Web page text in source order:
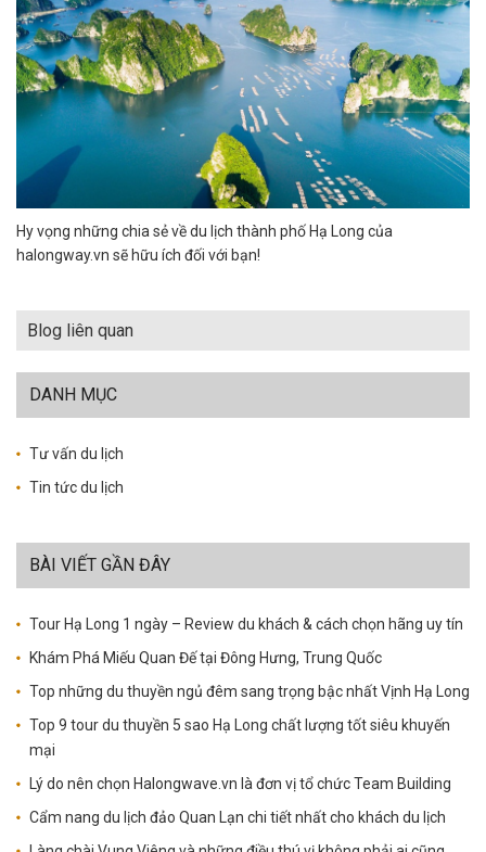
Hy vọng những chia sẻ về du lịch thành phố Hạ Long của
halongway.vn sẽ hữu ích đối với bạn!
Blog liên quan
DANH MỤC
Tư vấn du lịch
Tin tức du lịch
BÀI VIẾT GẦN ĐÂY
Tour Hạ Long 1 ngày – Review du khách & cách chọn hãng uy tín
Khám Phá Miếu Quan Đế tại Đông Hưng, Trung Quốc
Top những du thuyền ngủ đêm sang trọng bậc nhất Vịnh Hạ Long
Top 9 tour du thuyền 5 sao Hạ Long chất lượng tốt siêu khuyến
mại
Lý do nên chọn Halongwave.vn là đơn vị tổ chức Team Building
Cẩm nang du lịch đảo Quan Lạn chi tiết nhất cho khách du lịch